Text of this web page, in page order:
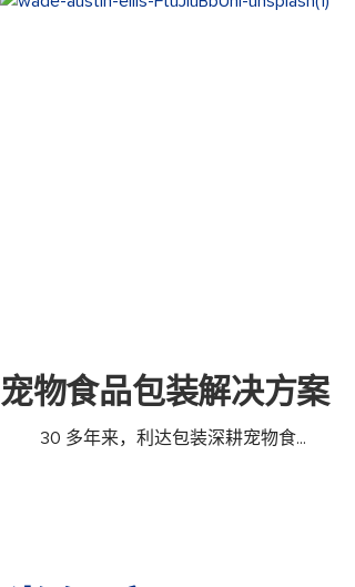
宠物食品包装解决方案
30 多年来，利达包装深耕宠物食...